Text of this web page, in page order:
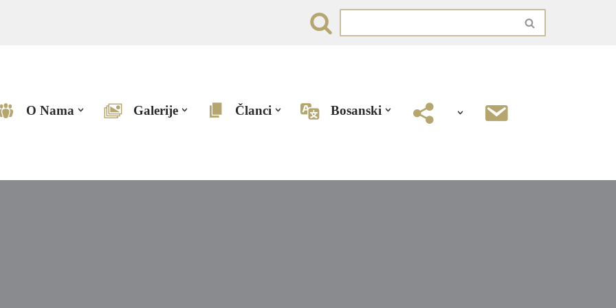
O Nama Galerije Članci Bosanski